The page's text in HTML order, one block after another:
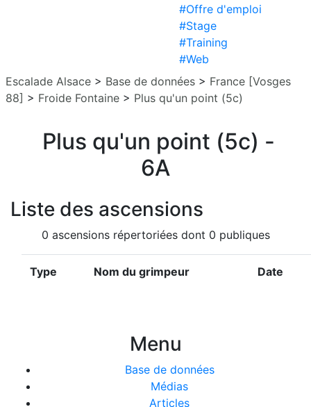
#Offre d'emploi
#Stage
#Training
#Web
Escalade Alsace > Base de données > France [Vosges
88] > Froide Fontaine > Plus qu'un point (5c)
Plus qu'un point (5c) -
6A
Liste des ascensions
0 ascensions répertoriées dont 0 publiques
Type Nom du grimpeur Date
Menu
Base de données
Médias
Articles